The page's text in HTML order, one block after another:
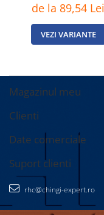
de la 89,54 Lei
VEZI VARIANTE
Magazinul meu
Clienti
Date comerciale
Suport clienti
rhc@chingi-expert.ro